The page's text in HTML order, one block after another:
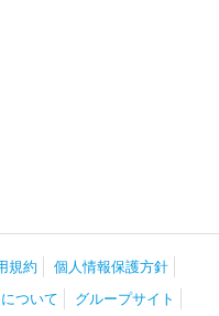
規約
個人情報保護方針
ついて グループサイト